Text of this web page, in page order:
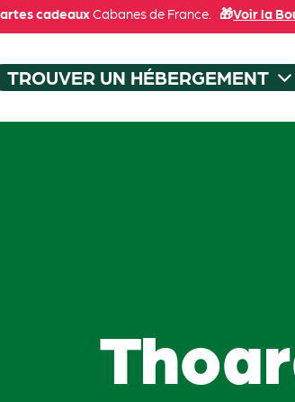
cadeauxCabanes de France. 🎁Voir la
TROUVER UN HÉBERGEMENT